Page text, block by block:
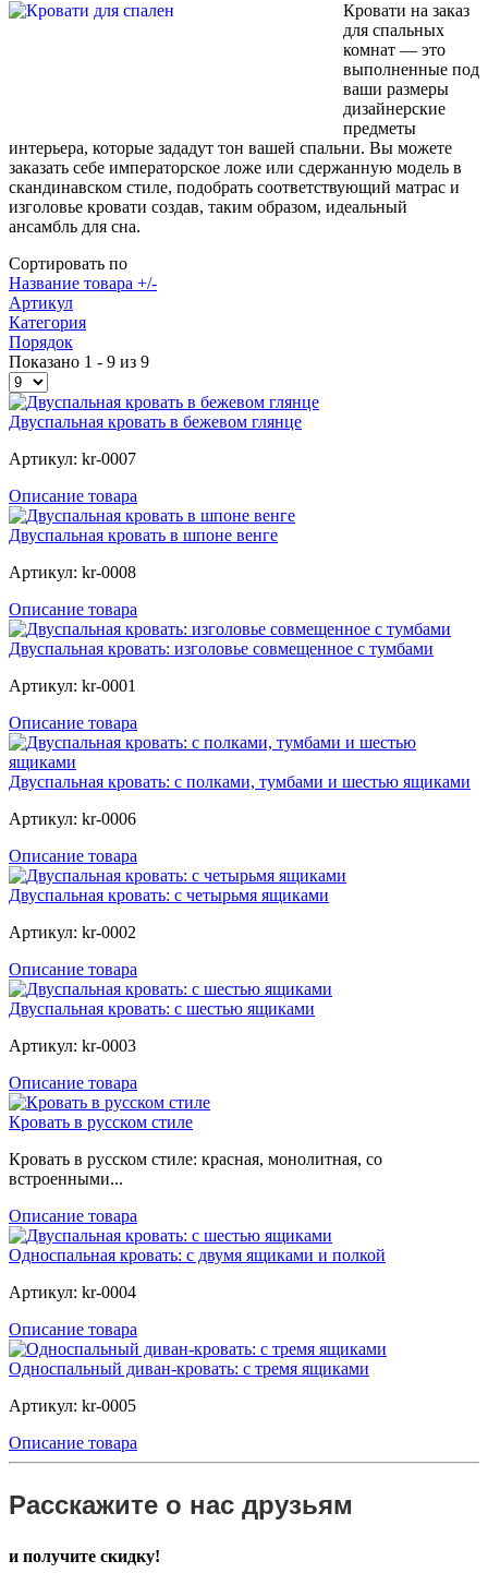
Кровати на заказ
для спальных
комнат — это
выполненные под
ваши размеры
дизайнерские
предметы
интерьера, которые зададут тон вашей спальни. Вы можете
заказать себе императорское ложе или сдержанную модель в
скандинавском стиле, подобрать соответствующий матрас и
изголовье кровати создав, таким образом, идеальный
ансамбль для сна.
Сортировать по
Название товара +/-
Артикул
Категория
Порядок
Показано 1 - 9 из 9
Двуспальная кровать в бежевом глянце
Артикул: kr-0007
Описание товара
Двуспальная кровать в шпоне венге
Артикул: kr-0008
Описание товара
Двуспальная кровать: изголовье совмещенное с тумбами
Артикул: kr-0001
Описание товара
Двуспальная кровать: с полками, тумбами и шестью ящиками
Артикул: kr-0006
Описание товара
Двуспальная кровать: с четырьмя ящиками
Артикул: kr-0002
Описание товара
Двуспальная кровать: с шестью ящиками
Артикул: kr-0003
Описание товара
Кровать в русском стиле
Кровать в русском стиле: красная, монолитная, со
встроенными...
Описание товара
Односпальная кровать: с двумя ящиками и полкой
Артикул: kr-0004
Описание товара
Односпальный диван-кровать: с тремя ящиками
Артикул: kr-0005
Описание товара
Расскажите о нас друзьям
и получите скидку!